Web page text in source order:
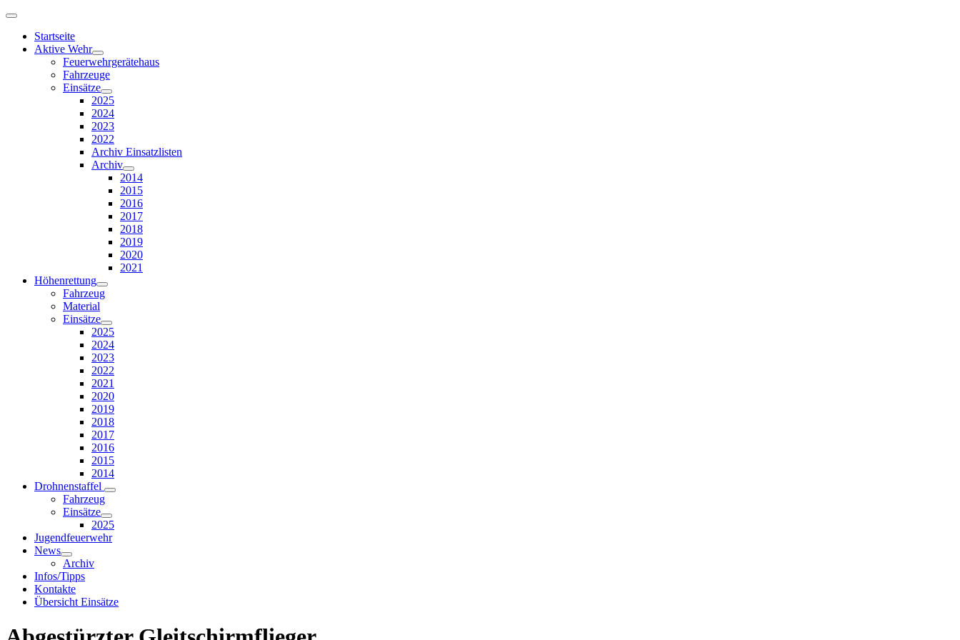
Startseite
Aktive Wehr
Feuerwehrgerätehaus
Fahrzeuge
Einsätze
2025
2024
2023
2022
Archiv Einsatzlisten
Archiv
2014
2015
2016
2017
2018
2019
2020
2021
Höhenrettung
Fahrzeug
Material
Einsätze
2025
2024
2023
2022
2021
2020
2019
2018
2017
2016
2015
2014
Drohnenstaffel
Fahrzeug
Einsätze
2025
Jugendfeuerwehr
News
Archiv
Infos/Tipps
Kontakte
Übersicht Einsätze